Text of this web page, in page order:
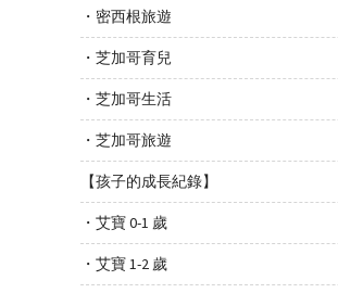
・密西根旅遊
・芝加哥育兒
・芝加哥生活
・芝加哥旅遊
【孩子的成長紀錄】
・艾寶 0-1 歲
・艾寶 1-2 歲